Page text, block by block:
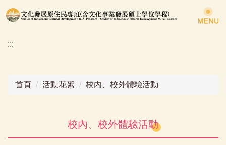
跳
到
要
:::
首頁 活動花絮 校內、校外體驗活動
校內、校外體驗活動